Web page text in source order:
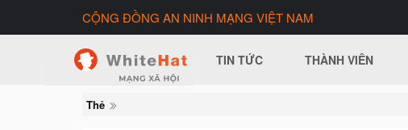
CỘNG ĐỒNG AN NINH MẠNG VIỆT NAM
TIN TỨC THÀNH VIÊN
Thẻ